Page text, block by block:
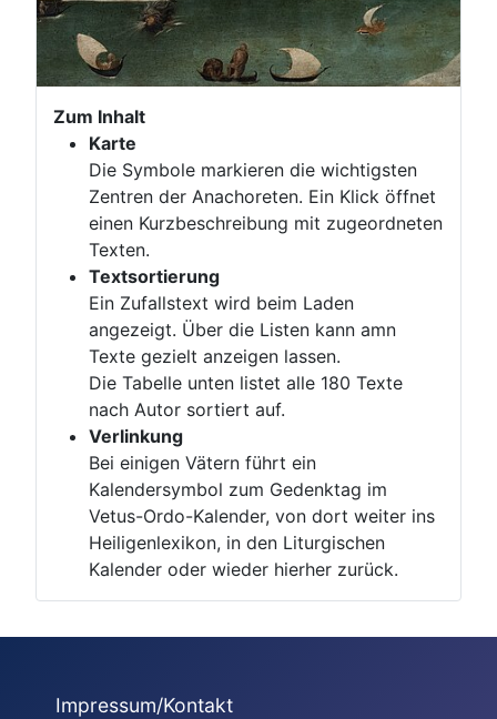
Zum Inhalt
Karte
Die Symbole markieren die wichtigsten
Zentren der Anachoreten. Ein Klick öffnet
einen Kurzbeschreibung mit zugeordneten
Texten.
Textsortierung
Ein Zufallstext wird beim Laden
angezeigt. Über die Listen kann amn
Texte gezielt anzeigen lassen.
Die Tabelle unten listet alle 180 Texte
nach Autor sortiert auf.
Verlinkung
Bei einigen Vätern führt ein
Kalendersymbol zum Gedenktag im
Vetus-Ordo-Kalender, von dort weiter ins
Heiligenlexikon, in den Liturgischen
Kalender oder wieder hierher zurück.
Impressum/Kontakt